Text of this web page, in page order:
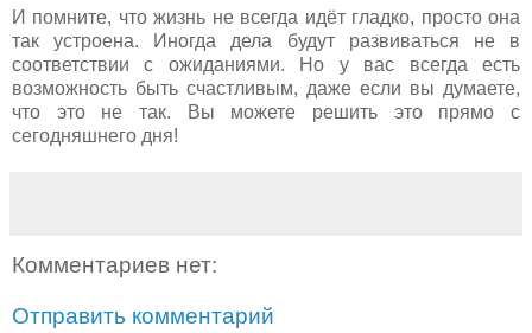
И помните, что жизнь не всегда идёт гладко, просто она
так устроена. Иногда дела будут развиваться не в
соответствии с ожиданиями. Но у вас всегда есть
возможность быть счастливым, даже если вы думаете,
что это не так. Вы можете решить это прямо с
сегодняшнего дня!
Комментариев нет:
Отправить комментарий